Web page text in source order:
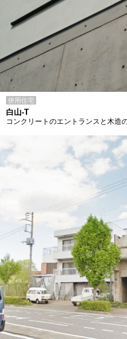
併用住宅
白山-T
コンクリートのエントランスと木造